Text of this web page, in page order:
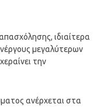
ιδιαίτερα
μεγαλύτερων
την
ανέρχεται στα